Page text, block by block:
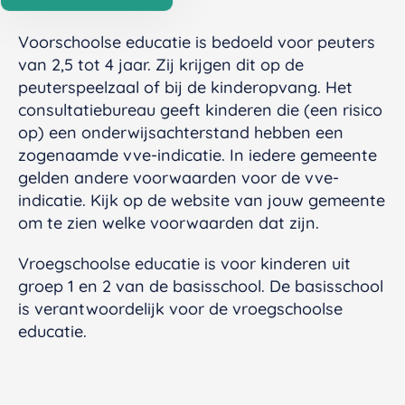
Voorschoolse educatie is bedoeld voor peuters
van 2,5 tot 4 jaar. Zij krijgen dit op de
peuterspeelzaal of bij de kinderopvang. Het
consultatiebureau geeft kinderen die (een risico
op) een onderwijsachterstand hebben een
zogenaamde vve-indicatie. In iedere gemeente
gelden andere voorwaarden voor de vve-
indicatie. Kijk op de website van jouw gemeente
om te zien welke voorwaarden dat zijn.
Vroegschoolse educatie is voor kinderen uit
groep 1 en 2 van de basisschool. De basisschool
is verantwoordelijk voor de vroegschoolse
educatie.